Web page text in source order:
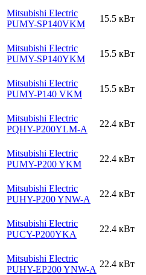
Mitsubishi Electric
PUMY-SP140VKM
15.5 кВт
Mitsubishi Electric
PUMY-SP140YKM
15.5 кВт
Mitsubishi Electric
PUMY-P140 VKM
15.5 кВт
Mitsubishi Electric
PQHY-P200YLM-A
22.4 кВт
Mitsubishi Electric
PUMY-P200 YKM
22.4 кВт
Mitsubishi Electric
PUHY-P200 YNW-A
22.4 кВт
Mitsubishi Electric
PUCY-P200YKA
22.4 кВт
Mitsubishi Electric
PUHY-EP200 YNW-A
22.4 кВт